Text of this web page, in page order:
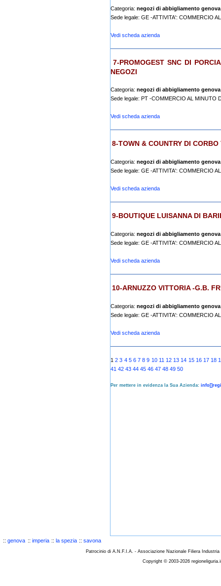
Categoria: negozi di abbigliamento genova
Sede legale: GE -ATTIVITA': COMMERCIO
Vedi scheda azienda
7-PROMOGEST SNC DI
NEGOZI
Categoria: negozi di abbigliamento genova
Sede legale: PT -COMMERCIO AL MINUTO
Vedi scheda azienda
8-TOWN & COUNTRY DI
Categoria: negozi di abbigliamento genova
Sede legale: GE -ATTIVITA': COMMERCIO
Vedi scheda azienda
9-BOUTIQUE LUISANNA DI
Categoria: negozi di abbigliamento genova
Sede legale: GE -ATTIVITA': COMMERCIO
Vedi scheda azienda
10-ARNUZZO VITTORIA -G.B.
Categoria: negozi di abbigliamento genova
Sede legale: GE -ATTIVITA': COMMERCIO
Vedi scheda azienda
12 3 4 5 6 7 8 9 10 11 12 13 14 15 16 17 18
41 42 43 44 45 46 47 48 49 50
Per mettere in evidenza la Sua Azienda:
:: genova :: imperia :: la spezia :: savona
Patrocinio di A.N.F.I.A. - Associazione Nazionale Filiera
Copyright © 2003-2026